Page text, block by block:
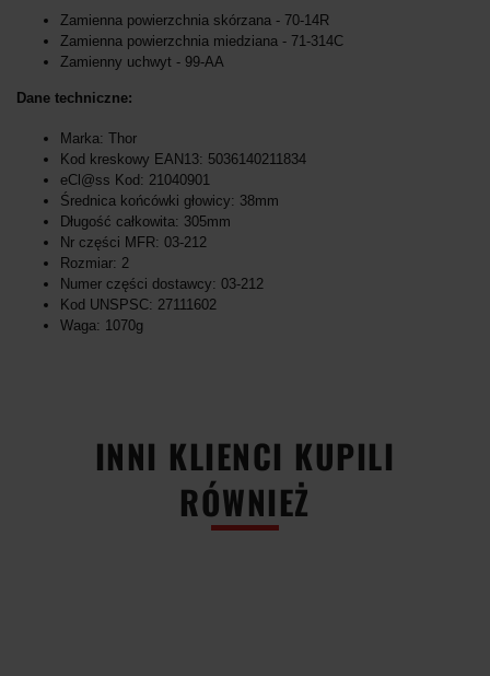
Zamienna powierzchnia skórzana - 70-14R
Zamienna powierzchnia miedziana - 71-314C
Zamienny uchwyt - 99-AA
Dane techniczne:
Marka: Thor
Kod kreskowy EAN13: 5036140211834
eCl@ss Kod: 21040901
Średnica końcówki głowicy: 38mm
Długość całkowita: 305mm
Nr części MFR: 03-212
Rozmiar: 2
Numer części dostawcy: 03-212
Kod UNSPSC: 27111602
Waga: 1070g
INNI KLIENCI KUPILI
RÓWNIEŻ